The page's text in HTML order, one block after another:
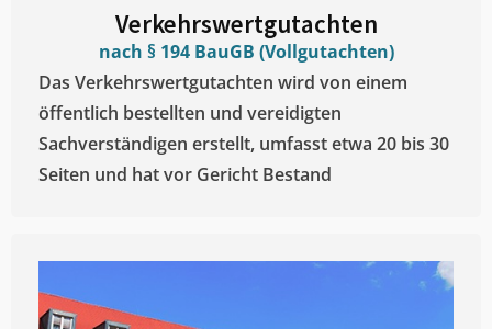
Verkehrswertgutachten
nach § 194 BauGB (Vollgutachten)
Das Verkehrswertgutachten wird von einem
öffentlich bestellten und vereidigten
Sachverständigen erstellt, umfasst etwa 20 bis 30
Seiten und hat vor Gericht Bestand